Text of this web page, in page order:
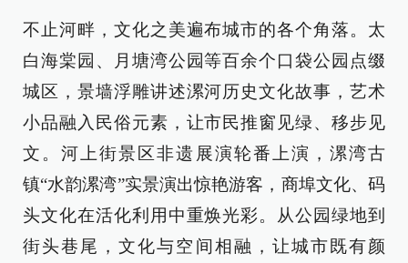
不止河畔，文化之美遍布城市的各个角落。太
白海棠园、月塘湾公园等百余个口袋公园点缀
城区，景墙浮雕讲述漯河历史文化故事，艺术
小品融入民俗元素，让市民推窗见绿、移步见
文。河上街景区非遗展演轮番上演，漯湾古
镇“水韵漯湾”实景演出惊艳游客，商埠文化、码
头文化在活化利用中重焕光彩。从公园绿地到
街头巷尾，文化与空间相融，让城市既有颜